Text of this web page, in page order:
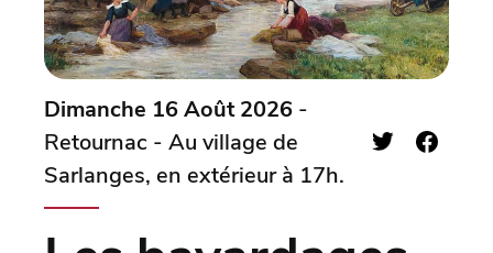
Dimanche 16 Août 2026 -
Retournac - Au village de
Sarlanges, en extérieur à 17h.